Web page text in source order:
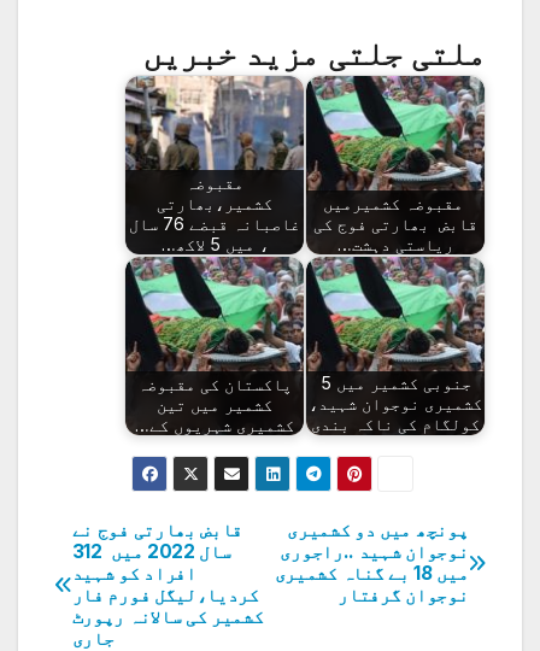
ملتی جلتی مزید خبریں
مقبوضہ کشمیرمیں
قابض بھارتی فوج کی
ریاستی دہشت…
مقبوضہ
کشمیر،بھارتی
غاصبانہ قبضے 76 سال
، میں 5 لاکھ…
جنوبی کشمیر میں 5
کشمیری نوجوان شہید،
کولگام کی ناکہ بندی
پاکستان کی مقبوضہ
کشمیر میں تین
کشمیری شہریوں کے…
پوسٹوں
کی
قابض بھارتی فوج نے
سال 2022 میں 312
افراد کو شہید
کردیا،لیگل فورم فار
کشمیر کی سالانہ رپورٹ
جاری
پونچھ میں دو کشمیری
نوجوان شہید ..راجوری
میں 18 بے گناہ کشمیری
نوجوان گرفتار